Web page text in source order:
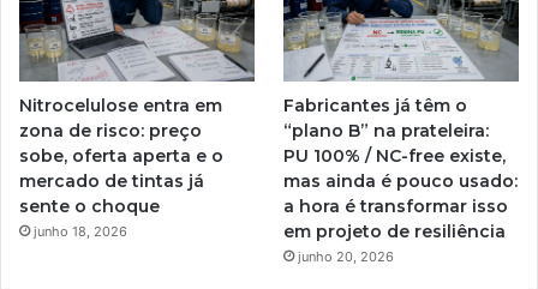
Nitrocelulose entra em
zona de risco: preço
sobe, oferta aperta e o
mercado de tintas já
sente o choque
junho 18, 2026
Fabricantes já têm o
“plano B” na prateleira:
PU 100% / NC-free existe,
mas ainda é pouco usado:
a hora é transformar isso
em projeto de resiliência
junho 20, 2026